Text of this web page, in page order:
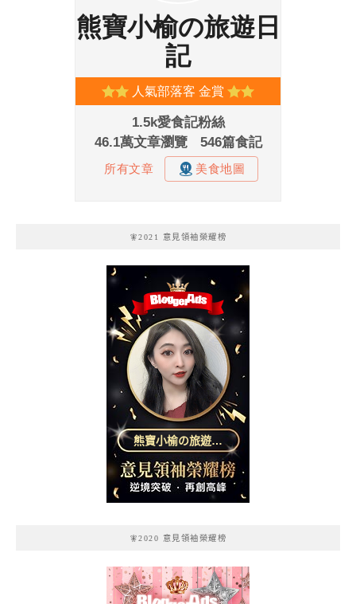
🧚2021 意見領袖榮耀榜
熊寶小榆の旅遊日
記
🧚2020 意見領袖榮耀榜